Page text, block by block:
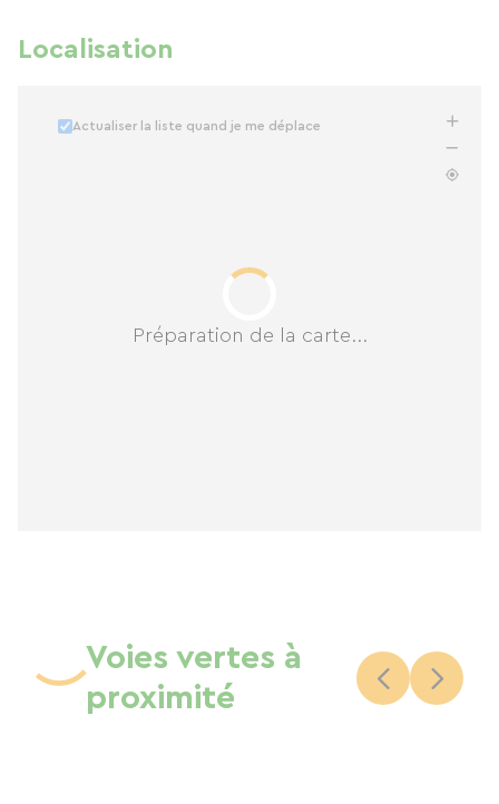
Localisation
Préparation de la carte...
Actualiser la liste quand je me déplace
Voies vertes à
proximité